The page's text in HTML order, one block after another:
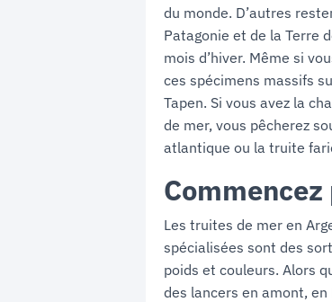
du monde. D’autres
Patagonie et de la Terre
mois d’hiver. Même si
ces spécimens massifs
Tapen. Si vous avez la
de mer, vous pêcherez
atlantique ou la truite
Les truites de mer en
spécialisées sont des
poids et couleurs. Alors
des lancers en amont,